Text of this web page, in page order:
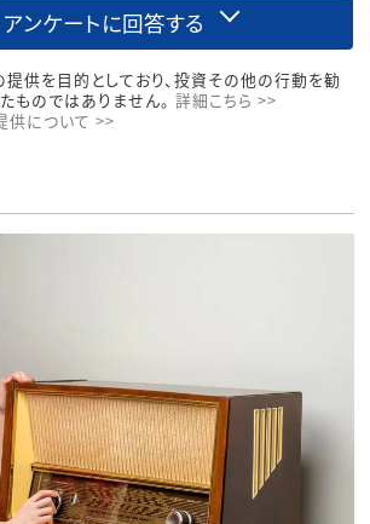
アンケートに回答する
供を目的としており、投資その他の行動を勧
ものではありません。 詳細こちら >>
供について >>